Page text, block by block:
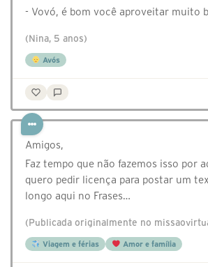
- Vovó, é bom você aproveitar muito
(Nina, 5 anos)
Avós
Amigos,
Faz tempo que não fazemos isso por
quero pedir licença para postar um
longo aqui no Frases…
(Publicada originalmente no
Viagem e férias Amor e família